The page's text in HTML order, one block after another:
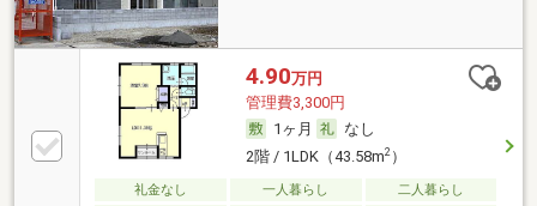
4.90万円
管理費3,300円
1ヶ月
なし
2階 / 1LDK（43.58m2）
礼金なし 一人暮らし
二人暮らし